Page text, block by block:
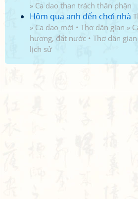
» Ca dao than trách thân phận
Hôm qua anh đến chơi nhà
» Ca dao mới • Thơ dân gian »
hương, đất nước • Thơ dân gian
lịch sử